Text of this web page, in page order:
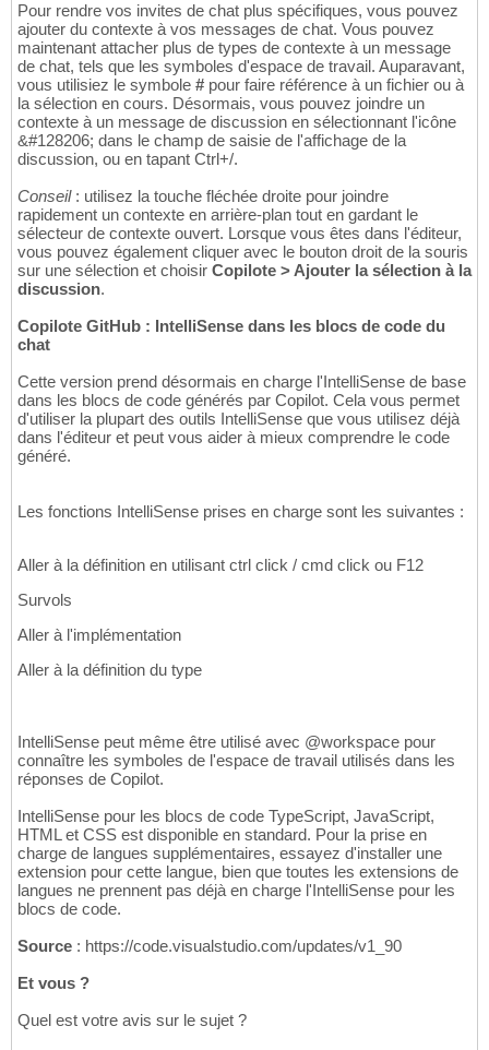
Pour rendre vos invites de chat plus spécifiques, vous pouvez
ajouter du contexte à vos messages de chat. Vous pouvez
maintenant attacher plus de types de contexte à un message
de chat, tels que les symboles d'espace de travail. Auparavant,
vous utilisiez le symbole # pour faire référence à un fichier ou à
la sélection en cours. Désormais, vous pouvez joindre un
contexte à un message de discussion en sélectionnant l'icône
&#128206; dans le champ de saisie de l'affichage de la
discussion, ou en tapant Ctrl+/.
Conseil: utilisez la touche fléchée droite pour joindre
rapidement un contexte en arrière-plan tout en gardant le
sélecteur de contexte ouvert. Lorsque vous êtes dans l'éditeur,
vous pouvez également cliquer avec le bouton droit de la souris
sur une sélection et choisir Copilote > Ajouter la sélection à la
discussion.
Copilote GitHub : IntelliSense dans les blocs de code du
chat
Cette version prend désormais en charge l'IntelliSense de base
dans les blocs de code générés par Copilot. Cela vous permet
d'utiliser la plupart des outils IntelliSense que vous utilisez déjà
dans l'éditeur et peut vous aider à mieux comprendre le code
généré.
Les fonctions IntelliSense prises en charge sont les suivantes :
Aller à la définition en utilisant ctrl click / cmd click ou F12
Survols
Aller à l'implémentation
Aller à la définition du type
IntelliSense peut même être utilisé avec @workspace pour
connaître les symboles de l'espace de travail utilisés dans les
réponses de Copilot.
IntelliSense pour les blocs de code TypeScript, JavaScript,
HTML et CSS est disponible en standard. Pour la prise en
charge de langues supplémentaires, essayez d'installer une
extension pour cette langue, bien que toutes les extensions de
langues ne prennent pas déjà en charge l'IntelliSense pour les
blocs de code.
Source : https://code.visualstudio.com/updates/v1_90
Et vous ?
Quel est votre avis sur le sujet ?